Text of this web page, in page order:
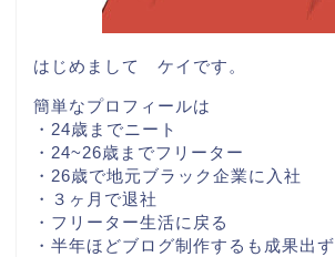
はじめまして ケイです。
簡単なプロフィールは
・24歳までニート
・24~26歳までフリーター
・26歳で地元ブラック企業に入社
・３ヶ月で退社
・フリーター生活に戻る
・半年ほどブログ制作するも成果出ず